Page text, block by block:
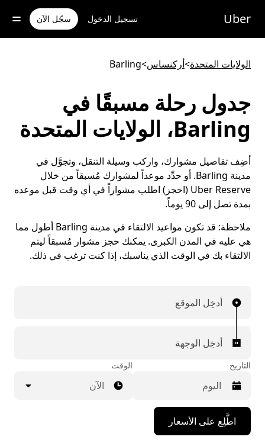
للوصول
المحتوى
Uber تسجيل الدخول سجّل الآن
الولايات المتحدة>أركنساس>
Barling
جدول رحلة مسبقًا في
Barling، الولايات المتحدة
أضِف تفاصيل مشوارك، واركب وسيلة التنقل، وتجوَّل في
مدينة Barling. أو حدِّد موعداً لمشوارك مُسبقاً من خلال
Uber Reserve (احجز) اطلب مشواراً في أي وقت قبل موعده
بمدة تصل إلى 90 يوماً.
ملاحظة:
قد تكون مواعيد الالتقاء في مدينة Barling أطول مما
هي عليه في المدن الكبرى. يمكنك حجز مشوار مُسبقاً ليتم
الالتقاء بك في الوقت الذي يناسبك، إذا كنت ترغب في ذلك.
أدخِل الموقع
أدخِل الوجهة
التاريخ
اضغط
على
مفتاح
الوقت
الآن
اطَّلِع على الأسعار